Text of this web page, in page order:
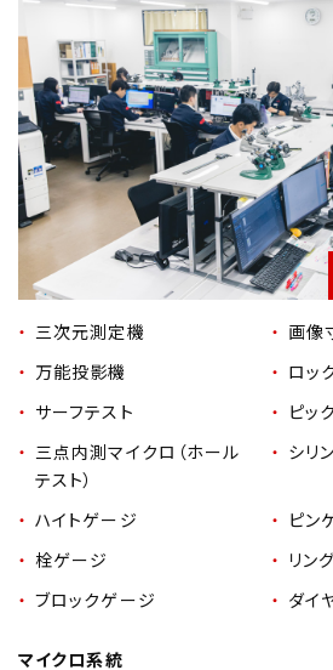
三次元測定機
画像
万能投影機
ロッ
サーフテスト
ピッ
三点内測マイクロ（ホール
テスト）
シリ
ハイトゲージ
ピン
栓ゲージ
リン
ブロックゲージ
ダイ
マイクロ系統